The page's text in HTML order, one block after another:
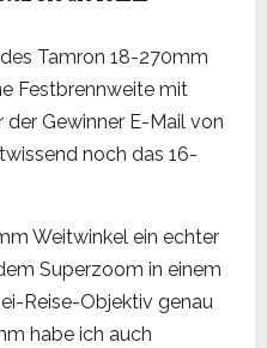
Tamron 18-270mm
Festbrennweite mit
Gewinner E-Mail von
noch das 16-
Weitwinkel ein echter
Superzoom in einem
Reise-Objektiv genau
habe ich auch